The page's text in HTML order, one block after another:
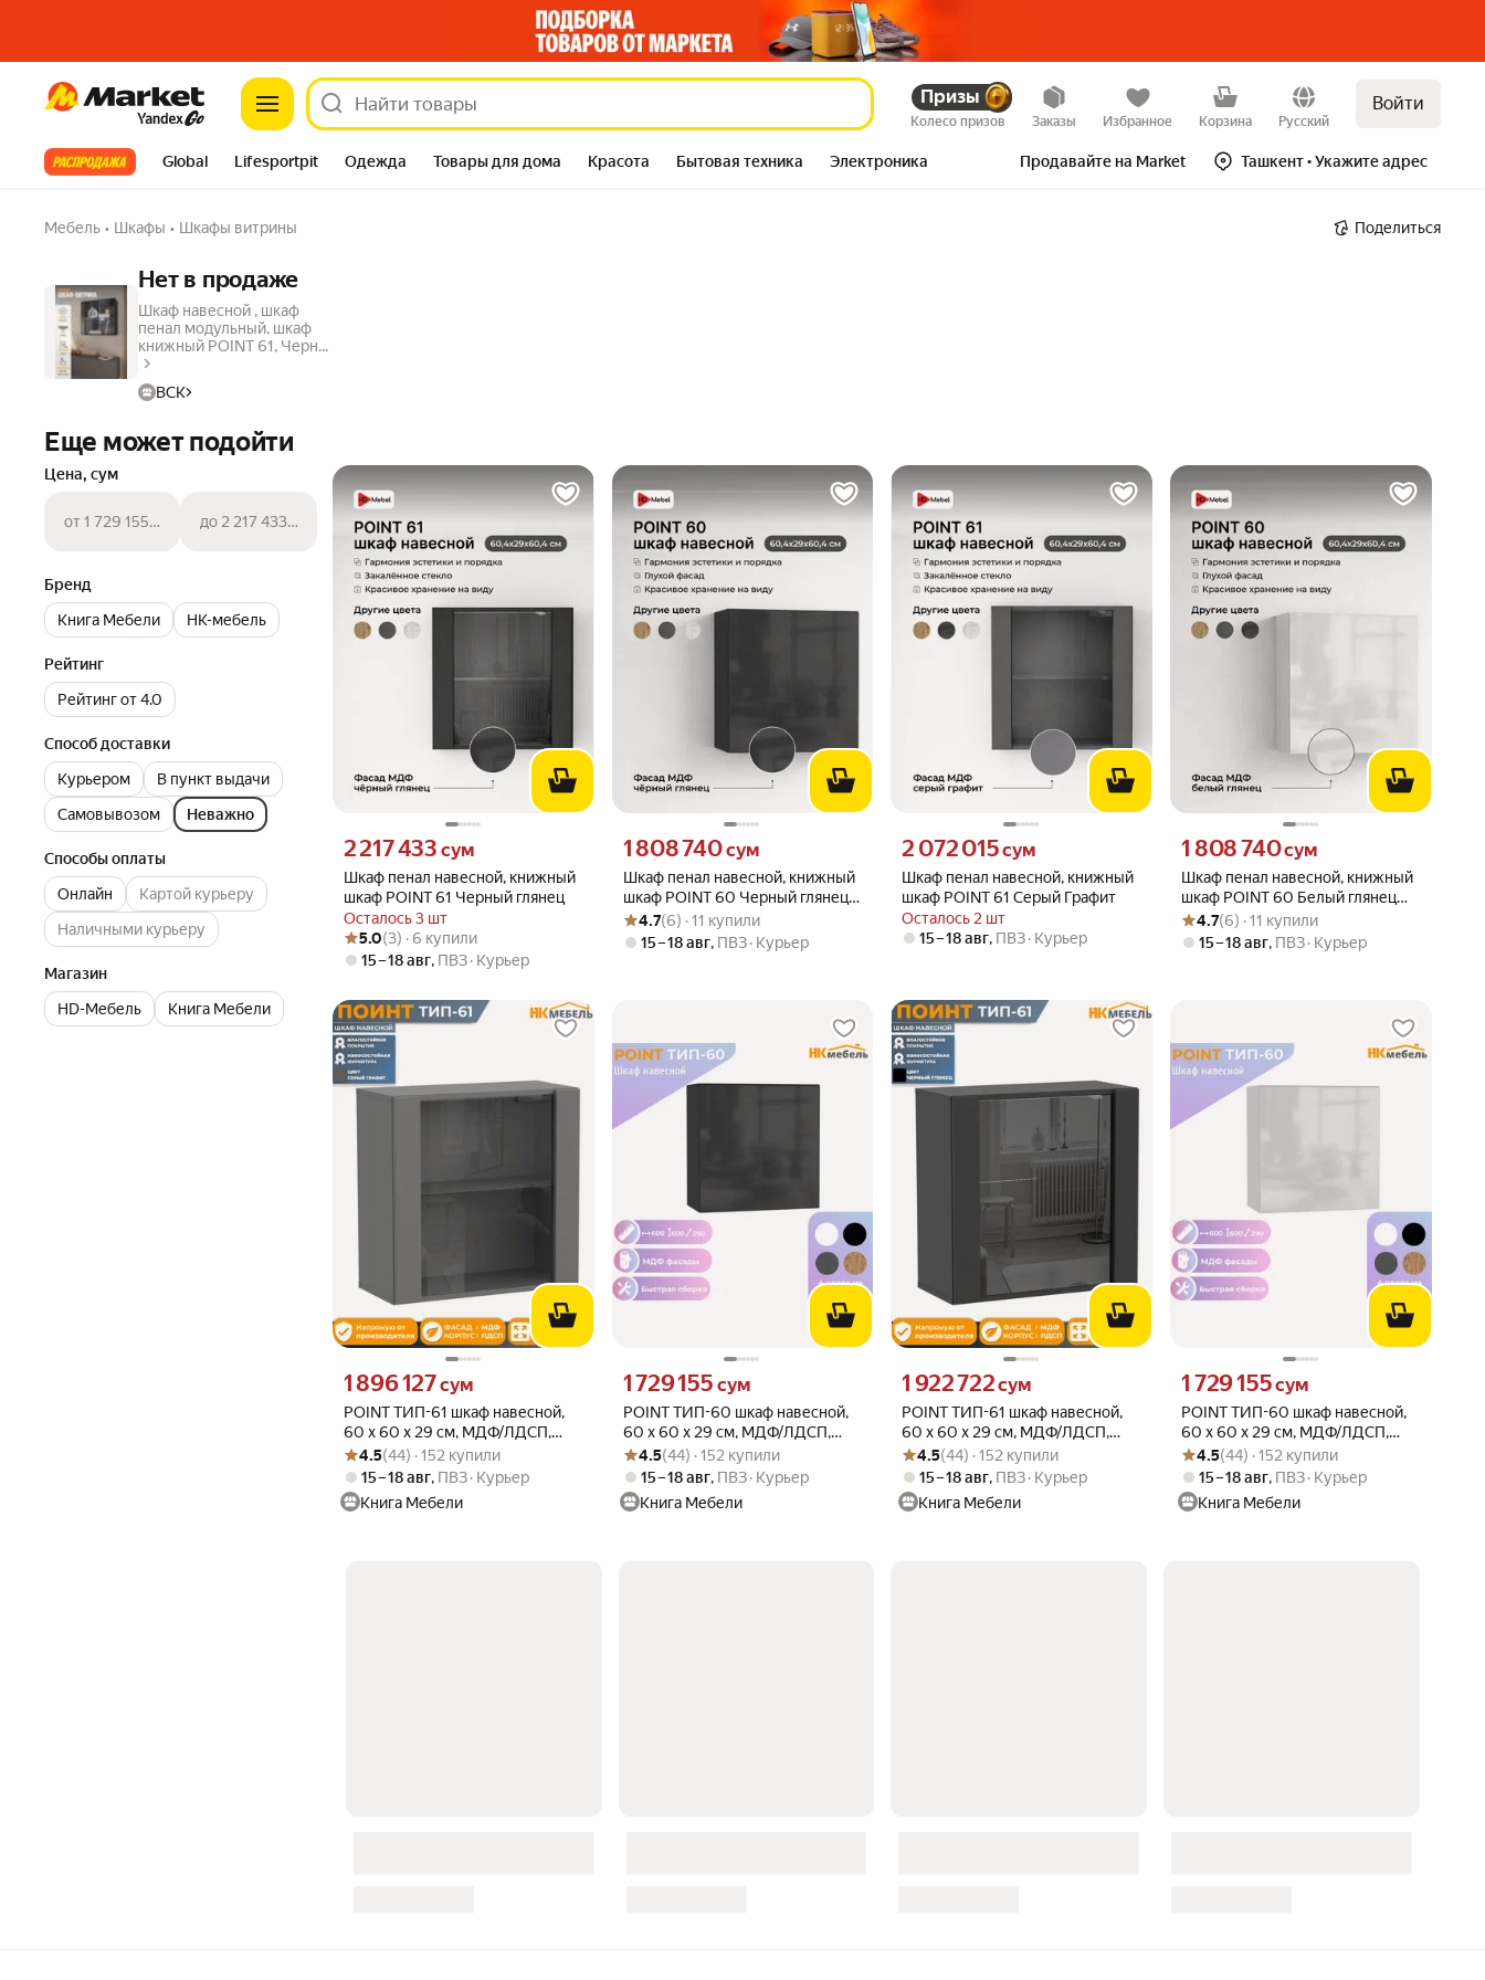
Market Призы
Колесо призов Заказы Избранное Корзина Русский
Войти
Все хиты Global Lifesportpit Одежда Товары для дома Красота Бытовая техника Электроника Продавайте на Market Ташкент• Укажите адрес
Мебель • Шкафы • Шкафы витрины Поделиться
Нет в продаже
Шкаф навесной , шкаф
пенал модульный, шкаф
книжный POINT 61, Черн...
ВСК
Еще может подойти
Цена, сум
от 1 729 155 сум до 2 217 433 сум
Бренд
Книга Мебели
НК-мебель
Рейтинг
Рейтинг от 4.0
Способ доставки
Курьером
В пункт выдачи
Самовывозом
Неважно
Способы оплаты
Онлайн
Картой курьеру
Наличными курьеру
Магазин
HD-Мебель
Книга Мебели
Шкаф пенал навесной, книжный
шкаф POINT 61 Черный глянец
Осталось 3 шт
Цена 2217433 сум вместо
2 217 433 сум
Рейтинг товара: 5.0 из 5
Оценок: (3) · 6 купили
5.0(3) · 6 купили
15 – 18 авг, ПВЗ Курьер
Шкаф пенал навесной, книжный
шкаф POINT 60 Черный глянец
МДФ
Цена 1808740 сум вместо
1 808 740сум
Рейтинг товара: 4.7 из 5
Оценок: (6) · 11 купили
4.7(6) · 11 купили
15 – 18 авг, ПВЗ Курьер
Шкаф пенал навесной, книжный
шкаф POINT 61 Серый Графит
Осталось 2 шт
Цена 2072015 сум вместо
2 072 015сум
15 – 18 авг, ПВЗ Курьер
Шкаф пенал навесной, книжный
шкаф POINT 60 Белый глянец
МДФ
Цена 1808740 сум вместо
1 808 740сум
Рейтинг товара: 4.7 из 5
Оценок: (6) · 11 купили
4.7(6) · 11 купили
15 – 18 авг, ПВЗ Курьер
POINT ТИП-61 шкаф навесной,
60 х 60 х 29 см, МДФ/ЛДСП,
Серый Графит
Цена 1896127 сум вместо
1 896 127сум
Рейтинг товара: 4.5 из 5
Оценок: (44) · 152 купили
4.5(44) · 152 купили
15 – 18 авг, ПВЗ Курьер
Книга Мебели
POINT ТИП-60 шкаф навесной,
60 х 60 х 29 см, МДФ/ЛДСП,
Чёрный/Чёрный глянец
Цена 1729155 сум вместо
1 729 155 сум
Рейтинг товара: 4.5 из 5
Оценок: (44) · 152 купили
4.5(44) · 152 купили
15 – 18 авг, ПВЗ Курьер
Книга Мебели
POINT ТИП-61 шкаф навесной,
60 х 60 х 29 см, МДФ/ЛДСП,
Чёрный/Чёрный глянец
Цена 1922722 сум вместо
1 922 722сум
Рейтинг товара: 4.5 из 5
Оценок: (44) · 152 купили
4.5(44) · 152 купили
15 – 18 авг, ПВЗ Курьер
Книга Мебели
POINT ТИП-60 шкаф навесной,
60 х 60 х 29 см, МДФ/ЛДСП,
Белый/Белый глянец
Цена 1729155 сум вместо
1 729 155сум
Рейтинг товара: 4.5 из 5
Оценок: (44) · 152 купили
4.5(44) · 152 купили
15 – 18 авг, ПВЗ Курьер
Книга Мебели